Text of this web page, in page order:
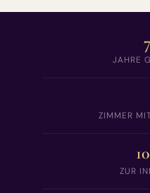
JAHRE
ZIMMER
ZUR